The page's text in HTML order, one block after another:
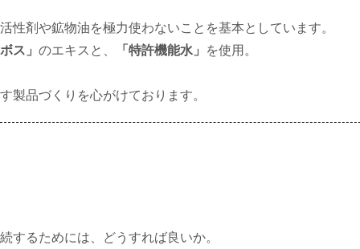
性剤や鉱物油を極力使わないことを基本としています。
ス」 のエキスと、 「特許機能水」 を使用。
品づくりを心がけております。
るためには、どうすれば良いか。